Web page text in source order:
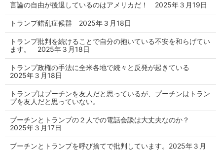
言論の自由が後退しているのはアメリカだ！ 2025年３月19日
トランプ錯乱症候群 2025年３月18日
トランプ批判を続けることで自分の抱いている不安を和らげてい
ます。 2025年３月18日
トランプ政権の手法に全米各地で続々と反発が起きている
2025年３月18日
トランプはプーチンを友人だと思っているが、プーチンはトラン
プを友人だと思っていない。
プーチンとトランプの２人での電話会談は大丈夫なのか？
2025年３月17日
プーチンとトランプを呼び捨てで批判しています。2025年３月